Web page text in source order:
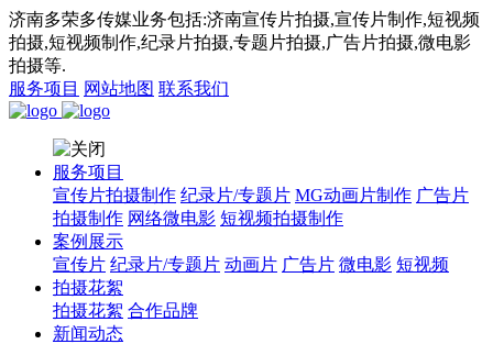
济南多荣多传媒业务包括:济南宣传片拍摄,宣传片制作,短视频
拍摄,短视频制作,纪录片拍摄,专题片拍摄,广告片拍摄,微电影
拍摄等.
服务项目 网站地图 联系我们
服务项目
宣传片拍摄制作 纪录片/专题片 MG动画片制作 广告片
拍摄制作 网络微电影 短视频拍摄制作
案例展示
宣传片 纪录片/专题片 动画片 广告片 微电影 短视频
拍摄花絮
拍摄花絮 合作品牌
新闻动态